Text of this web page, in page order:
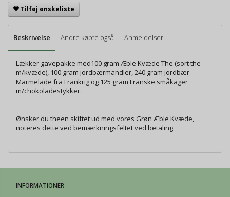
Tilføj ønskeliste
Beskrivelse Andre købte også Anmeldelser
Lækker gavepakke med100 gram Æble Kvæde The (sort the
m/kvæde), 100 gram jordbærmandler, 240 gram jordbær
Marmelade fra Frankrig og 125 gram Franske småkager
m/chokoladestykker.
Ønsker du theen skiftet ud med vores Grøn Æble Kvæde,
noteres dette ved bemærkningsfeltet ved betaling.
INFORMATIONER